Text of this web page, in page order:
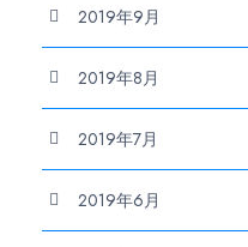
2019年9月
2019年8月
2019年7月
2019年6月